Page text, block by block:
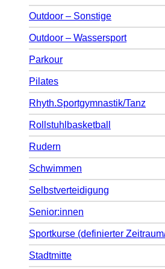
Outdoor – Sonstige
Outdoor – Wassersport
Parkour
Pilates
Rhyth.Sportgymnastik/Tanz
Rollstuhlbasketball
Rudern
Schwimmen
Selbstverteidigung
Senior:innen
Sportkurse (definierter
Stadtmitte